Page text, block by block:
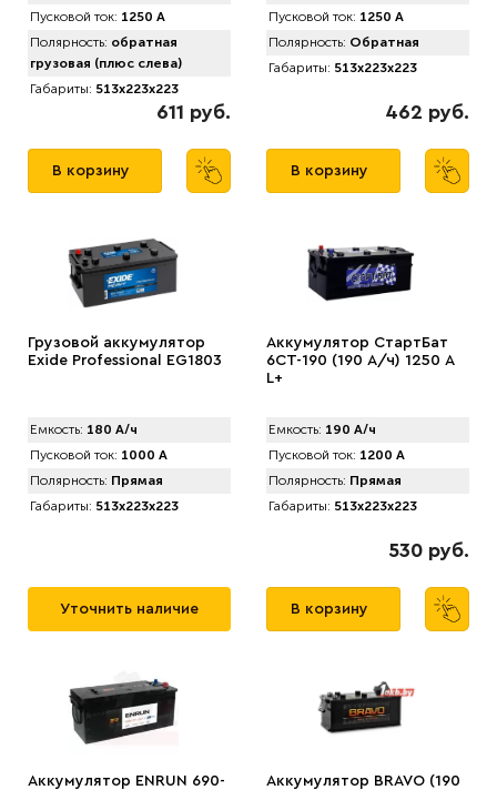
Пусковой ток: 1250 А
Полярность: обратная
грузовая (плюс слева)
Габариты: 513x223x223
611 руб.
В корзину
Пусковой ток: 1250 А
Полярность: Обратная
Габариты: 513x223x223
462 руб.
В корзину
Грузовой аккумулятор
Exide Professional EG1803
Емкость: 180 А/ч
Пусковой ток: 1000 А
Полярность: Прямая
Габариты: 513x223x223
Уточнить наличие
Аккумулятор СтартБат
6СТ-190 (190 А/ч) 1250 А
L+
Емкость: 190 А/ч
Пусковой ток: 1200 А
Полярность: Прямая
Габариты: 513x223x223
530 руб.
В корзину
Аккумулятор ENRUN 690-
Аккумулятор BRAVO (190